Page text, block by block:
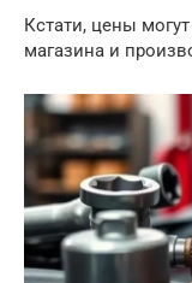
Кстати, цены
магазина и